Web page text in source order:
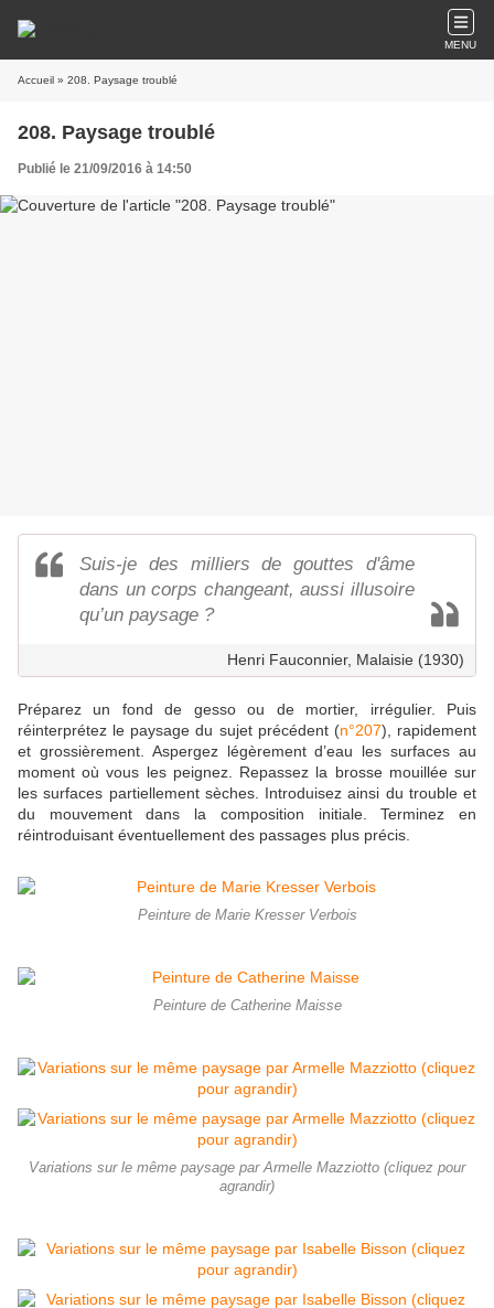
MENU
Accueil » 208. Paysage troublé
208. Paysage troublé
Publié le 21/09/2016 à 14:50
Suis-je des milliers de gouttes d'âme
dans un corps changeant, aussi illusoire
qu’un paysage ?
Henri Fauconnier, Malaisie (1930)
Préparez un fond de gesso ou de mortier, irrégulier. Puis
réinterprétez le paysage du sujet précédent (n°207), rapidement
et grossièrement. Aspergez légèrement d’eau les surfaces au
moment où vous les peignez. Repassez la brosse mouillée sur
les surfaces partiellement sèches. Introduisez ainsi du trouble et
du mouvement dans la composition initiale. Terminez en
réintroduisant éventuellement des passages plus précis.
Peinture de Marie Kresser Verbois
Peinture de Catherine Maisse
Variations sur le même paysage par Armelle Mazziotto (cliquez pour
agrandir)